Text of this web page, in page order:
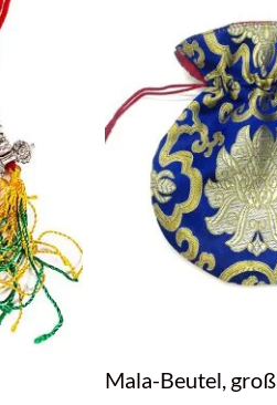
Mala-Beutel, groß